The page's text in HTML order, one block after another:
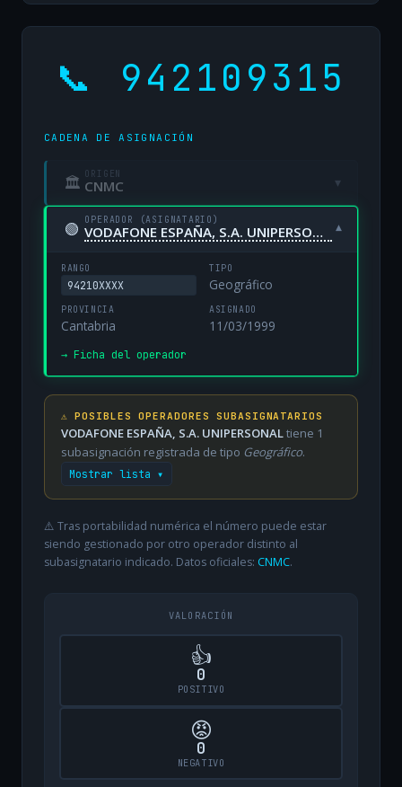
📞 942109315
CADENA DE ASIGNACIÓN
🏛 ORIGEN
CNMC ▾
🟢 OPERADOR (ASIGNATARIO)
VODAFONE ESPAÑA, S.A. UNIPERSONAL ▾
RANGO
94210XXXX
TIPO
Geográfico
PROVINCIA
Cantabria
ASIGNADO
11/03/1999
→ Ficha del operador
⚠️ POSIBLES OPERADORES SUBASIGNATARIOS
VODAFONE ESPAÑA, S.A. UNIPERSONALtiene 1
subasignación registrada de tipo Geográfico.
Mostrar lista ▾
⚠️ Tras portabilidad numérica el número puede estar
siendo gestionado por otro operador distinto al
subasignatario indicado. Datos oficiales: CNMC.
VALORACIÓN
👍
0
POSITIVO
😡
0
NEGATIVO